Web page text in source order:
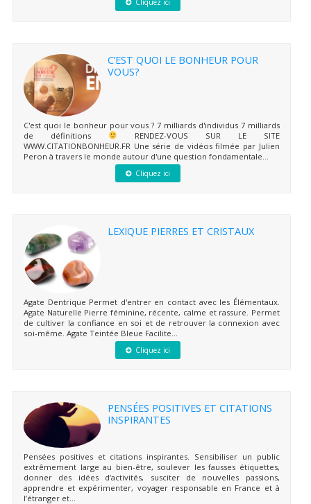
Cliquez ici
C’EST QUOI LE BONHEUR POUR
VOUS?
C'est quoi le bonheur pour vous ? 7 milliards d'individus 7 milliards
de définitions
RENDEZ-VOUS SUR LE SITE
WWW.CITATIONBONHEUR.FR Une série de vidéos filmée par Julien
Peron à travers le monde autour d'une question fondamentale...
Cliquez ici
LEXIQUE PIERRES ET CRISTAUX
Agate Dentrique Permet d'entrer en contact avec les Élémentaux.
Agate Naturelle Pierre féminine, récente, calme et rassure. Permet
de cultiver la confiance en soi et de retrouver la connexion avec
soi-même. Agate Teintée Bleue Facilite...
Cliquez ici
PENSÉES POSITIVES ET CITATIONS
INSPIRANTES
Pensées positives et citations inspirantes. Sensibiliser un public
extrêmement large au bien-être, soulever les fausses étiquettes,
donner des idées d’activités, susciter de nouvelles passions,
apprendre et expérimenter, voyager responsable en France et à
l’étranger et...